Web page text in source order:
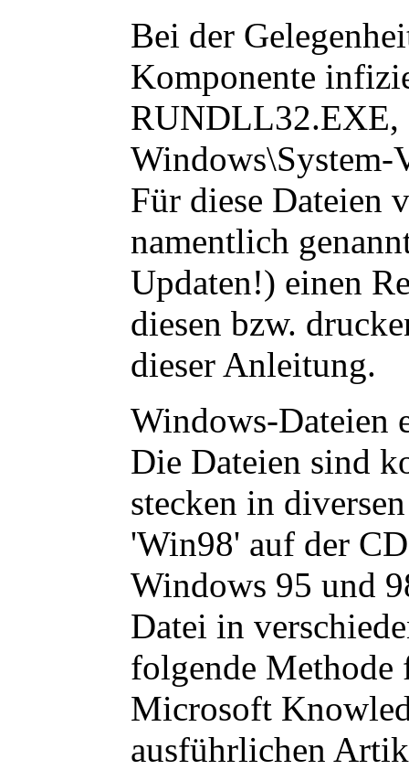
Bei der
Komponente
RUNDLL32.EXE,
Windows\System-
Für diese Dateien
namentlich
Updaten!) einen
diesen bzw.
dieser Anleitung.
Windows-Dateien
Die Dateien sind
stecken in
'Win98' auf der
Windows 95 und
Datei in
folgende Methode
Microsoft
ausführlichen